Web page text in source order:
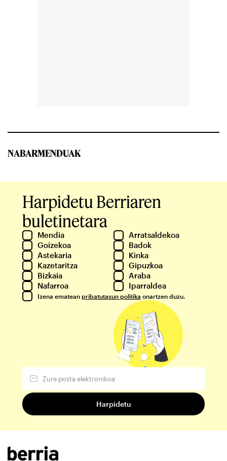
NABARMENDUAK
Harpidetu Berriaren
buletinetara
Mendia
Arratsaldekoa
Goizekoa
Badok
Astekaria
Kinka
Kazetaritza
Gipuzkoa
Bizkaia
Araba
Nafarroa
Iparraldea
Izena ematean pribatutasun politika onartzen duzu.